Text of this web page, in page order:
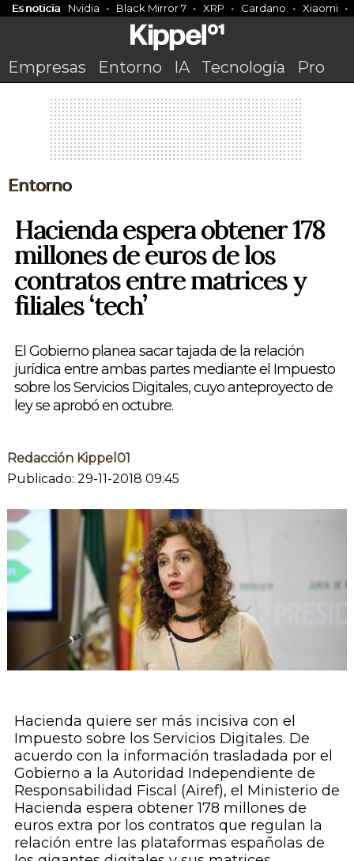
Es noticia Nvidia Black Mirror 7 XRP Cardano Xiaomi
Empresas Entorno IA Tecnología Pro
Entorno
Hacienda espera obtener 178
millones de euros de los
contratos entre matrices y
filiales ‘tech’
El Gobierno planea sacar tajada de la relación
jurídica entre ambas partes mediante el Impuesto
sobre los Servicios Digitales, cuyo anteproyecto de
ley se aprobó en octubre.
Redacción Kippel01
Publicado: 29-11-2018 09:45
Hacienda quiere ser más incisiva con el
Impuesto sobre los Servicios Digitales. De
acuerdo con la información trasladada por el
Gobierno a la Autoridad Independiente de
Responsabilidad Fiscal (Airef), el Ministerio de
Hacienda espera obtener 178 millones de
euros extra por los contratos que regulan la
relación entre las plataformas españolas de